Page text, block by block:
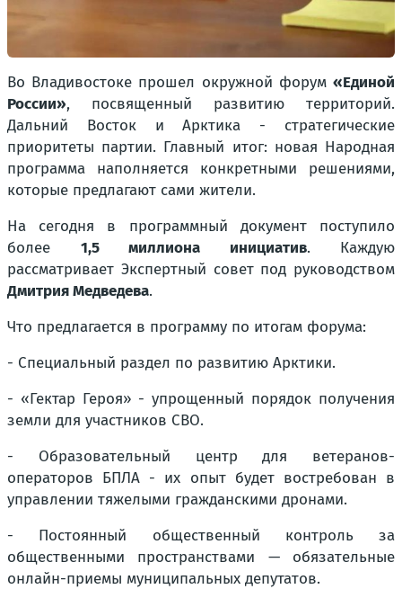
Во Владивостоке прошел окружной форум «Единой
России», посвященный развитию территорий.
Дальний Восток и Арктика - стратегические
приоритеты партии. Главный итог: новая Народная
программа наполняется конкретными решениями,
которые предлагают сами жители.
На сегодня в программный документ поступило
более 1,5 миллиона инициатив. Каждую
рассматривает Экспертный совет под руководством
Дмитрия Медведева.
Что предлагается в программу по итогам форума:
- Специальный раздел по развитию Арктики.
- «Гектар Героя» - упрощенный порядок получения
земли для участников СВО.
- Образовательный центр для ветеранов-
операторов БПЛА - их опыт будет востребован в
управлении тяжелыми гражданскими дронами.
- Постоянный общественный контроль за
общественными пространствами — обязательные
онлайн-приемы муниципальных депутатов.